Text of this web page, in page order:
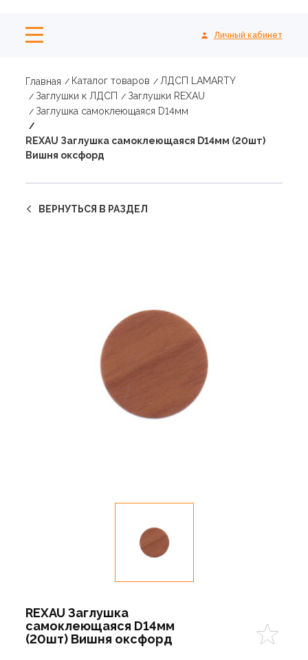
Личный кабинет
Главная Каталог товаров
ЛДСП LAMARTY
Заглушки к ЛДСП
Заглушки REXAU
Заглушка самоклеющаяся D14мм
REXAU Заглушка самоклеющаяся D14мм (20шт)
Вишня оксфорд
ВЕРНУТЬСЯ В РАЗДЕЛ
REXAU Заглушка
самоклеющаяся D14мм
(20шт) Вишня оксфорд